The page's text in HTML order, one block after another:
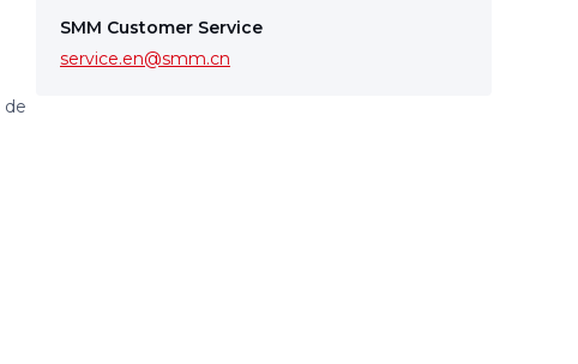
de
SMM Customer Service
service.en@smm.cn